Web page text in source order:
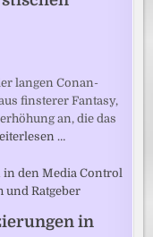
langen Conan-
finsterer Fantasy,
an, die das
…
in